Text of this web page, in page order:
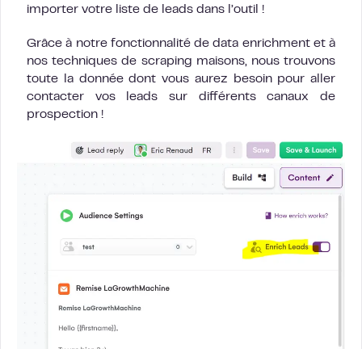
importer votre liste de leads dans l’outil !
Grâce à notre fonctionnalité de data enrichment et à
nos techniques de scraping maisons, nous trouvons
toute la donnée dont vous aurez besoin pour aller
contacter vos leads sur différents canaux de
prospection !